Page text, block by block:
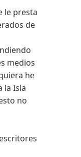
le presta
de
medios
he
la Isla
no